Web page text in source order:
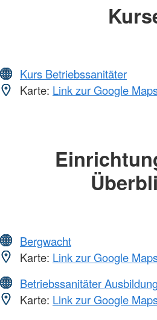
Kurs Betriebssanitäter
Karte: Link zur Google
Bergwacht
Karte: Link zur Google
Betriebssanitäter
Karte: Link zur Google